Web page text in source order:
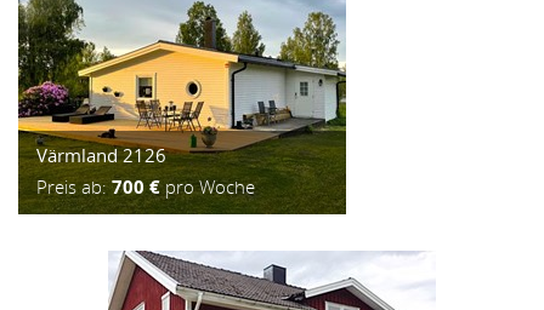
Värmland 2126
Preis ab:700 €pro Woche